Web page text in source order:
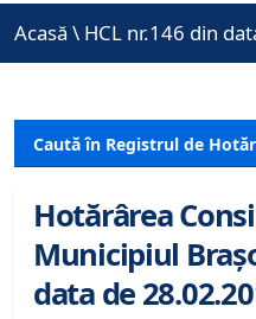
Acasă \ HCL nr.146 din
Caută în Registrul de
Hotărârea
Municipiul
data de